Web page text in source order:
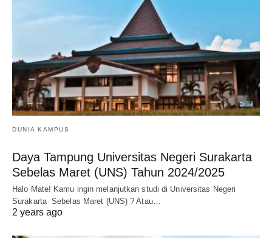
DUNIA KAMPUS
Daya Tampung Universitas Negeri Surakarta
Sebelas Maret (UNS) Tahun 2024/2025
Halo Mate! Kamu ingin melanjutkan studi di Universitas Negeri
Surakarta Sebelas Maret (UNS) ? Atau…
2 years ago